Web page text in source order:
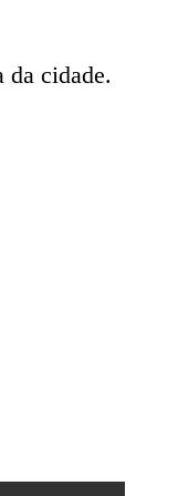
da cidade.